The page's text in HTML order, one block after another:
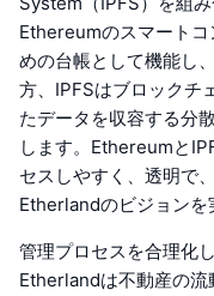
Ethereumのスマート
めの台帳として機能し
方、IPFSはブロックチ
たデータを収容する分
します。Ethereumと
セスしやすく、透明で
Etherlandのビジョンを
管理プロセスを合理化
Etherlandは不動産の流